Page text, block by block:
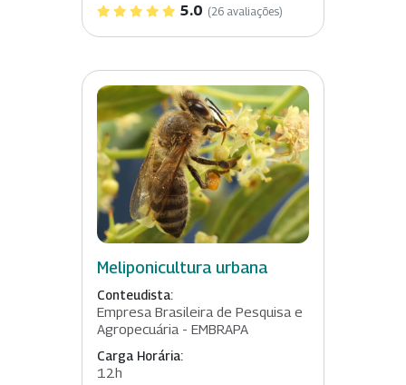
5.0 (26 avaliações)
Meliponicultura urbana
Conteudista:
Empresa Brasileira de Pesquisa e
Agropecuária - EMBRAPA
Carga Horária:
12h